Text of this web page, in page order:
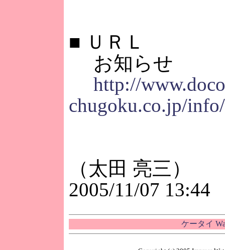
■ ＵＲＬ
お知らせ
http://
chugoku.co.jp/
（太田 亮三）
2005/11/07 13:44
ケータイ